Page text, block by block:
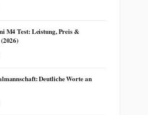
M4 Test: Leistung, Preis &
Deutliche Worte an